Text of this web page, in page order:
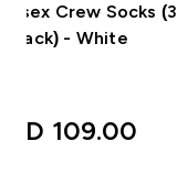
Crew Socks (3
Pack) - White
109.00 AED‎